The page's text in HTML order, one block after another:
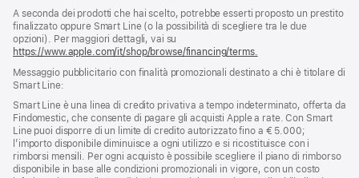
A seconda dei prodotti che hai scelto, potrebbe esserti proposto un prestito
finalizzato oppure Smart Line (o la possibilità di scegliere tra le due
opzioni). Per maggiori dettagli, vai su
https://www.apple.com/it/shop/browse/financing/terms.
Messaggio pubblicitario con finalità promozionali destinato a chi è titolare di
Smart Line:
Smart Line è una linea di credito privativa a tempo indeterminato, offerta da
Findomestic, che consente di pagare gli acquisti Apple a rate. Con Smart
Line puoi disporre di un limite di credito autorizzato fino a € 5.000;
l’importo disponibile diminuisce a ogni utilizzo e si ricostituisce con i
rimborsi mensili. Per ogni acquisto è possibile scegliere il piano di rimborso
disponibile in base alle condizioni promozionali in vigore, con un costo